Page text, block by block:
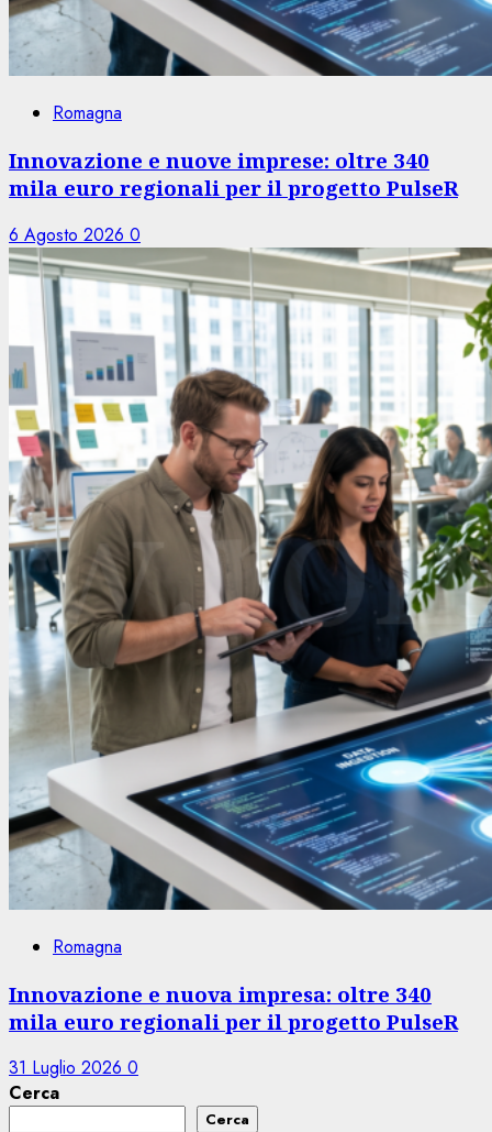
Romagna
Innovazione e nuove imprese: oltre 340
mila euro regionali per il progetto PulseR
6 Agosto 2026 0
Romagna
Innovazione e nuova impresa: oltre 340
mila euro regionali per il progetto PulseR
31 Luglio 2026 0
Cerca
Cerca